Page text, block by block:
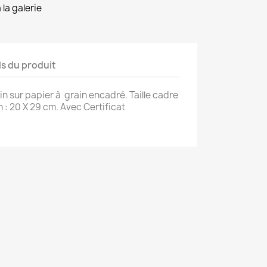
×
×
galerie
du produit
sur papier à grain encadré. Taille cadre
: 20 X 29 cm. Avec Certificat